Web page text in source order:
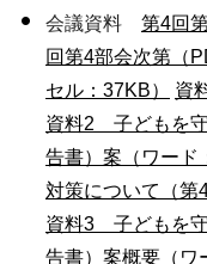
会議資料 第4回
回第4部会次第（
セル：37KB）
資
資料2 子どもを守
告書）案（ワード
対策について（第
資料3 子どもを守
告書）案概要（ワ